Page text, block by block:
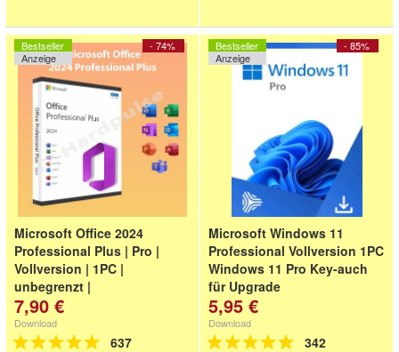
- 74%
Bestseller
Anzeige
Microsoft Office 2024
Professional Plus | Pro |
Vollversion | 1PC |
unbegrenzt |
7,90 €
Download
637
- 85%
Bestseller
Anzeige
Microsoft Windows 11
Professional Vollversion 1PC
Windows 11 Pro Key-auch
für Upgrade
Deutscher Händler-
Schnellversand - Rechnung mit
MwSt
5,95 €
Download
342